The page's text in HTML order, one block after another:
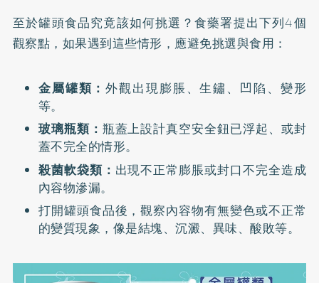
至於罐頭食品究竟該如何挑選？食藥署提出下列4個
觀察點，如果遇到這些情形，應避免挑選與食用：
金屬罐類：外觀出現膨脹、生鏽、凹陷、變形
等。
玻璃瓶類： 瓶蓋上設計真空安全鈕已浮起、或封
蓋不完全的情形。
殺菌軟袋類： 出現不正常膨脹或封口不完全造成
內容物滲漏。
打開罐頭食品後，觀察內容物有無變色或不正常
的變質現象，像是結塊、沉澱、異味、酸敗等。